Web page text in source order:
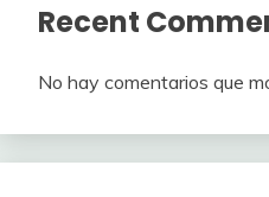
Recent
No hay comentarios que